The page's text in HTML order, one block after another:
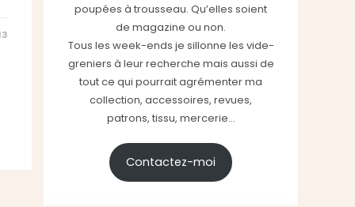
poupées à trousseau. Qu’elles soient
de magazine ou non.
Tous les week-ends je sillonne les vide-
greniers à leur recherche mais aussi de
tout ce qui pourrait agrémenter ma
collection, accessoires, revues,
patrons, tissu, mercerie...
Contactez-moi